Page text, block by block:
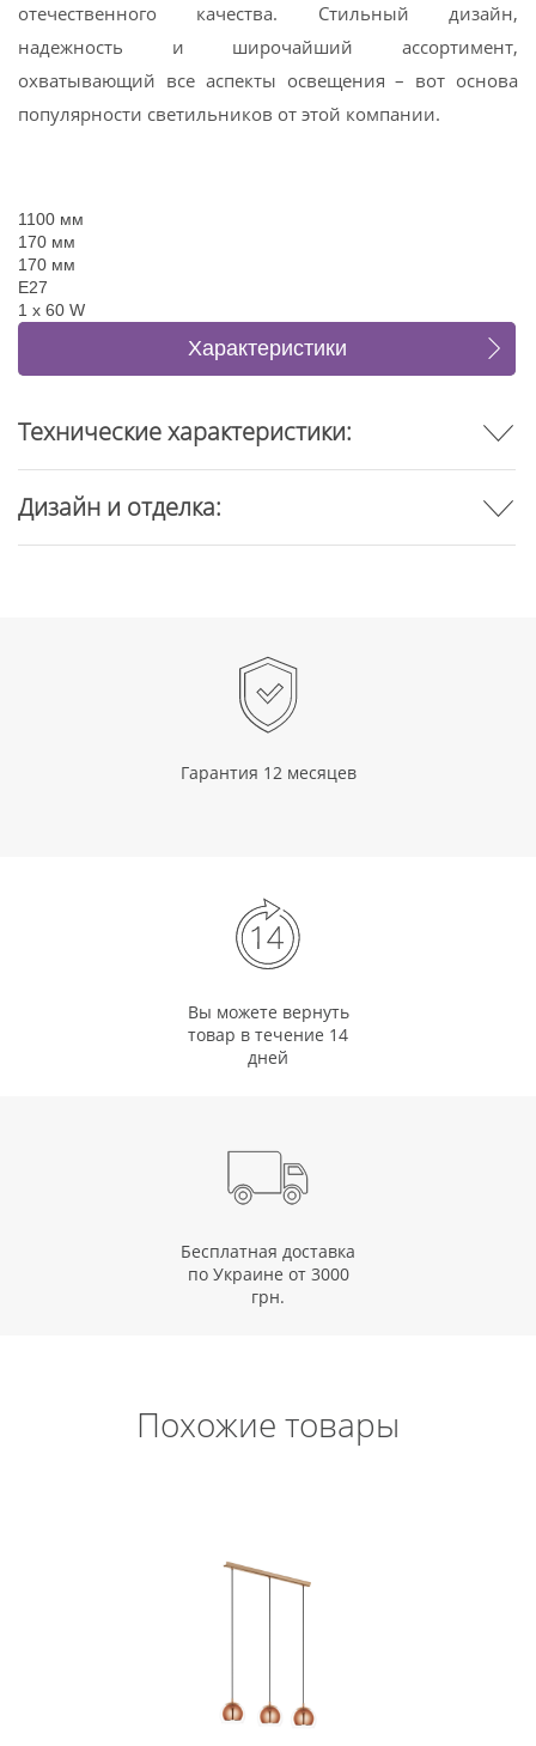
отечественного качества. Стильный дизайн,
надежность и широчайший ассортимент,
охватывающий все аспекты освещения – вот основа
популярности светильников от этой компании.
1100 мм
170 мм
170 мм
E27
1 x 60 W
Характеристики
Отзывы
Технические характеристики:
Дизайн и отделка:
Гарантия 12 месяцев
Вы можете вернуть
товар в течение 14
дней
Бесплатная доставка
по Украине от 3000
грн.
Похожие товары